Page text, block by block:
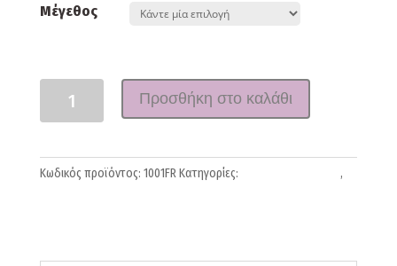
Μέγεθος
Προσθήκη στο καλάθι
Κωδικός προϊόντος: 1001FRΚατηγορίες:
,